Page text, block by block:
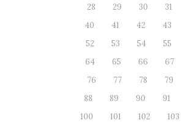
28
29 30 31
40
41 42 43
52
53 54 55
64
65 66 67
76
77 78 79
88
89 90 91
100
101 102 103